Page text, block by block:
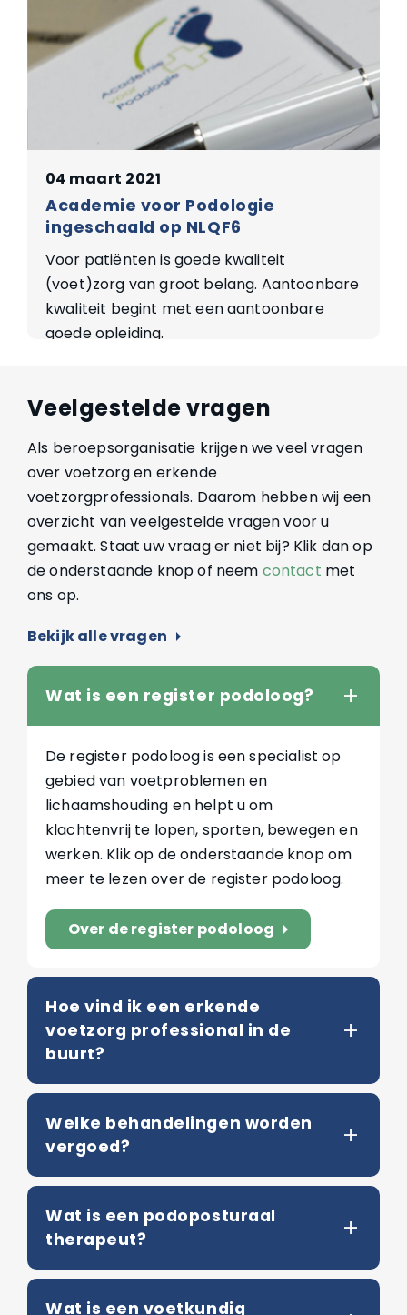
04 maart 2021
Academie voor Podologie
ingeschaald op NLQF6
Voor patiënten is goede kwaliteit
(voet)zorg van groot belang. Aantoonbare
kwaliteit begint met een aantoonbare
goede opleiding.
Veelgestelde vragen
Als beroepsorganisatie krijgen we veel vragen
over voetzorg en erkende
voetzorgprofessionals. Daarom hebben wij een
overzicht van veelgestelde vragen voor u
gemaakt. Staat uw vraag er niet bij? Klik dan op
de onderstaande knop of neem contact met
ons op.
Bekijk alle vragen arrow_right
Wat is een register podoloog?
De register podoloog is een specialist op
gebied van voetproblemen en
lichaamshouding en helpt u om
klachtenvrij te lopen, sporten, bewegen en
werken. Klik op de onderstaande knop om
meer te lezen over de register podoloog.
Over de register podoloog arrow_right
Hoe vind ik een erkende
voetzorg professional in de
buurt?
Welke behandelingen worden
vergoed?
Wat is een podoposturaal
therapeut?
Wat is een voetkundig